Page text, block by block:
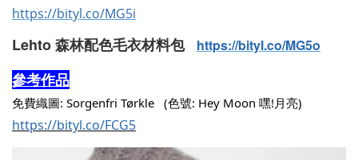
https://bityl.co/MG5i
Lehto 森林配色毛衣材料包 https://bityl.co/MG5o
參考作品
免費織圖: Sorgenfri Tørkle   (色號: Hey Moon 嘿!月亮)
https://bityl.co/FCG5